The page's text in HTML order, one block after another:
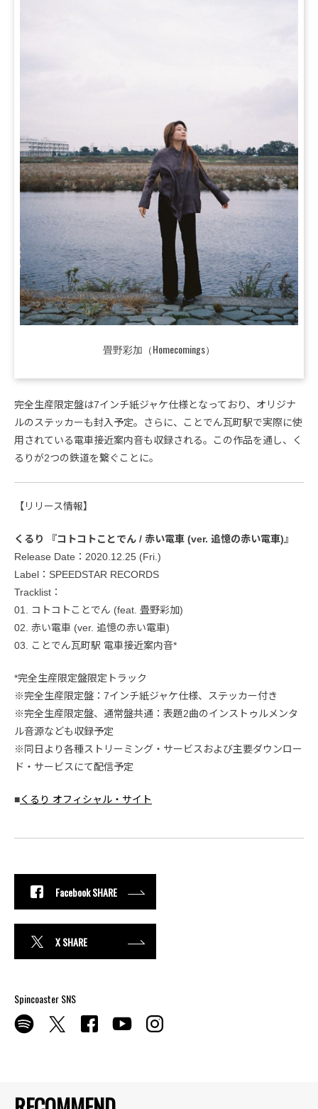
畳野彩加（Homecomings）
完全生産限定盤は7インチ紙ジャケ仕様となっており、オリジナ
ルのステッカーも封入予定。さらに、ことでん瓦町駅で実際に使
用されている電車接近案内音も収録される。この作品を通し、く
るりが2つの鉄道を繋ぐことに。
【リリース情報】
くるり 『コトコトことでん / 赤い電車 (ver. 追憶の赤い電車)』
Release Date：2020.12.25 (Fri.)
Label：SPEEDSTAR RECORDS
Tracklist：
01. コトコトことでん (feat. 畳野彩加)
02. 赤い電車 (ver. 追憶の赤い電車)
03. ことでん瓦町駅 電車接近案内音*
*完全生産限定盤限定トラック
※完全生産限定盤：7インチ紙ジャケ仕様、ステッカー付き
※完全生産限定盤、通常盤共通：表題2曲のインストゥルメンタ
ル音源なども収録予定
※同日より各種ストリーミング・サービスおよび主要ダウンロー
ド・サービスにて配信予定
■くるり オフィシャル・サイト
Facebook SHARE
X SHARE
Spincoaster SNS